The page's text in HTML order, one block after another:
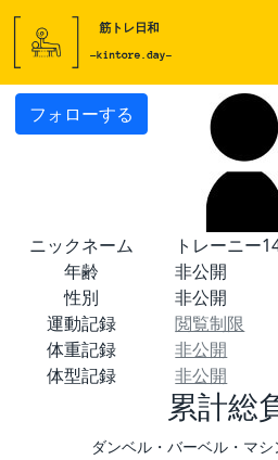
フォローする
ニックネーム
トレーニー
年齢
非公開
性別
非公開
運動記録
閲覧制限
体重記録
非公開
体型記録
非公開
累計総
ダンベル・バーベル・マ